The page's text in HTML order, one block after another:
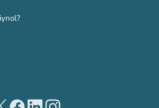
(tab newydd)
(tab newydd)
(tab newydd)
(tab newydd)